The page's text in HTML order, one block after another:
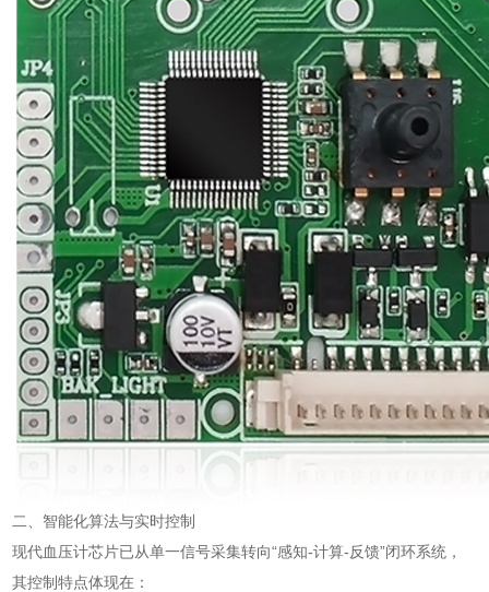
二、智能化算法与实时控制
现代血压计芯片已从单一信号采集转向“感知-计算-反馈”闭环系统，
其控制特点体现在：